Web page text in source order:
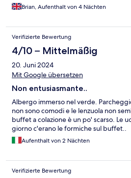
Brian, Aufenthalt von 4 Nächten
Verifizierte Bewertung
4/10 – Mittelmäßig
20. Juni 2024
Mit Google übersetzen
Non entusiasmante..
Albergo immerso nel verde.
non sono comodi e le lenzuola non
buffet a colazione è un po' scarso. Le
giorno c'erano le formiche sul buffet..
Aufenthalt von 2 Nächten
Verifizierte Bewertung